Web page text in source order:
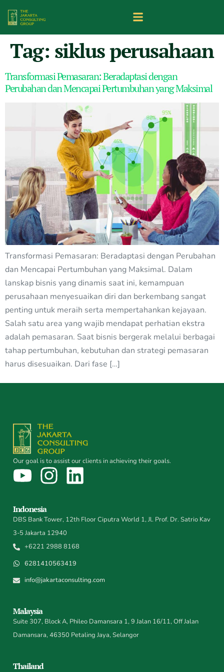
Tag: siklus perusahaan
Transformasi Pemasaran: Beradaptasi dengan
Perubahan dan Mencapai Pertumbuhan yang Maksimal
Transformasi Pemasaran: Beradaptasi dengan Perubahan
dan Mencapai Pertumbuhan yang Maksimal. Dalam
lanskap bisnis yang dinamis saat ini, kemampuan
perusahaan menyesuaikan diri dan berkembang sangat
penting untuk meraih serta mempertahankan kejayaan.
Salah satu area yang wajib mendapat perhatian ekstra
adalah pemasaran. Saat bisnis bergerak melalui berbagai
tahap pertumbuhan, kebutuhan dan strategi pemasaran
harus disesuaikan. Dari fase […]
Our goal is to assist our clients in achieving their goals.
Indonesia
DBS Bank Tower, 12th Floor Ciputra World 1, Jl. Prof. Dr. Satrio Kav
3-5 Jakarta 12940
+6221 2988 8168
6281410563419
info@jakartaconsulting.com
Malaysia
Suite 307, Block A, Phileo Damansara 1, 9 Jalan 16/11, Off Jalan
Damansara, 46350 Petaling Jaya, Selangor
Thailand